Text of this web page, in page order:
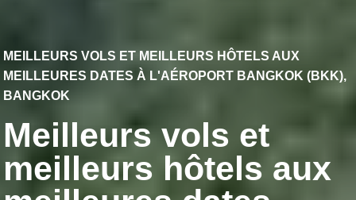
MEILLEURS VOLS ET MEILLEURS HÔTELS AUX
MEILLEURES DATES À L'AÉROPORT BANGKOK (BKK),
BANGKOK
Meilleurs vols et
meilleurs hôtels aux